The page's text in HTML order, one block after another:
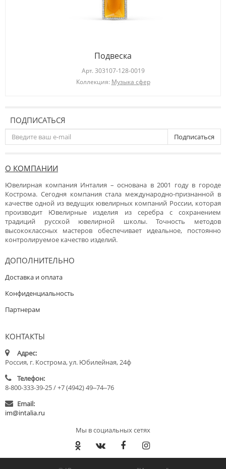
Подвеска
Арт. 303107-128-0019
Коллекция: Музыка сфер
ПОДПИСАТЬСЯ
Подписаться
О КОМПАНИИ
Ювелирная компания Инталия – основана в 2001 году в городе
Кострома. Сегодня компания стала международно-признанной в
качестве одной из ведущих ювелирных компаний России, которая
производит Ювелирные изделия из серебра с сохранением
традиций русской ювелирной школы. Точность методов
высококлассных мастеров обеспечивает идеальное, постоянно
контролируемое качество изделий.
ДОПОЛНИТЕЛЬНО
Доставка и оплата
Конфиденциальность
Партнерам
КОНТАКТЫ
Адрес:
Россия, г. Кострома, ул. Юбилейная, 24ф
Телефон:
8-800-333-39-25 / +7 (4942) 49‒74‒76
Email:
im@intalia.ru
Мы в социальных сетях